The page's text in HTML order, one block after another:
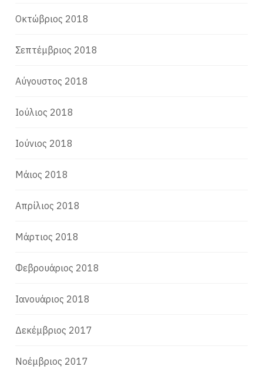
Οκτώβριος 2018
Σεπτέμβριος 2018
Αύγουστος 2018
Ιούλιος 2018
Ιούνιος 2018
Μάιος 2018
Απρίλιος 2018
Μάρτιος 2018
Φεβρουάριος 2018
Ιανουάριος 2018
Δεκέμβριος 2017
Νοέμβριος 2017